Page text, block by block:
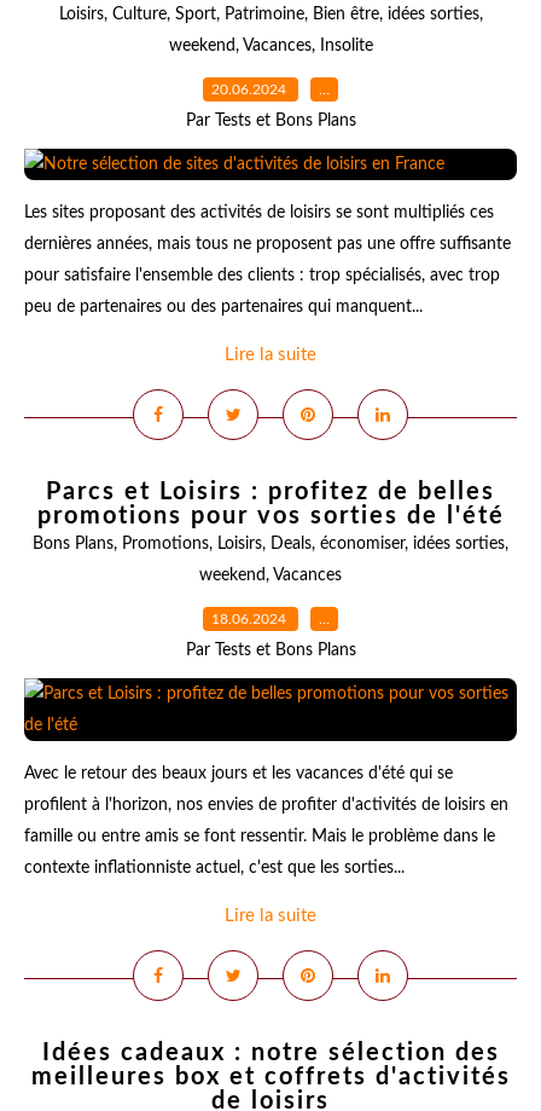
Loisirs, Culture, Sport, Patrimoine, Bien être, idées sorties,
weekend, Vacances, Insolite
20.06.2024 …
Par Tests et Bons Plans
Les sites proposant des activités de loisirs se sont multipliés ces
dernières années, mais tous ne proposent pas une offre suffisante
pour satisfaire l'ensemble des clients : trop spécialisés, avec trop
peu de partenaires ou des partenaires qui manquent...
Lire la suite
Parcs et Loisirs : profitez de belles
promotions pour vos sorties de l'été
Bons Plans, Promotions, Loisirs, Deals, économiser, idées sorties,
weekend, Vacances
18.06.2024 …
Par Tests et Bons Plans
Avec le retour des beaux jours et les vacances d'été qui se
profilent à l'horizon, nos envies de profiter d'activités de loisirs en
famille ou entre amis se font ressentir. Mais le problème dans le
contexte inflationniste actuel, c'est que les sorties...
Lire la suite
Idées cadeaux : notre sélection des
meilleures box et coffrets d'activités
de loisirs